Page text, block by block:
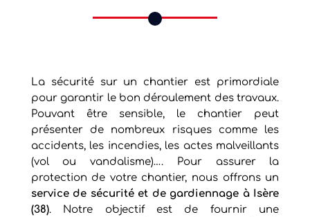
La sécurité sur un chantier est primordiale
pour garantir le bon déroulement des travaux.
Pouvant être sensible, le chantier peut
présenter de nombreux risques comme les
accidents, les incendies, les actes malveillants
(vol ou vandalisme)…. Pour assurer la
protection de votre chantier, nous offrons un
service de sécurité et de gardiennage à Isère
(38). Notre objectif est de fournir une